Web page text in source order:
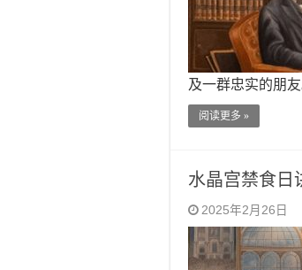
及一群忠实的朋友
阅读更多 »
水晶宫禁食日
2025年2月26日